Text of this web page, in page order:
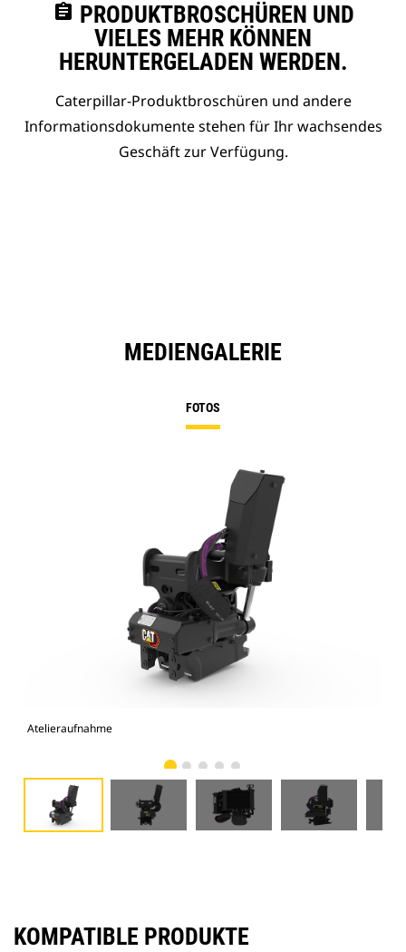
assignment PRODUKTBROSCHÜREN UND
VIELES MEHR KÖNNEN
HERUNTERGELADEN WERDEN.
Caterpillar-Produktbroschüren und andere
Informationsdokumente stehen für Ihr wachsendes
Geschäft zur Verfügung.
MEDIENGALERIE
FOTOS
Atelieraufnahme
KOMPATIBLE PRODUKTE